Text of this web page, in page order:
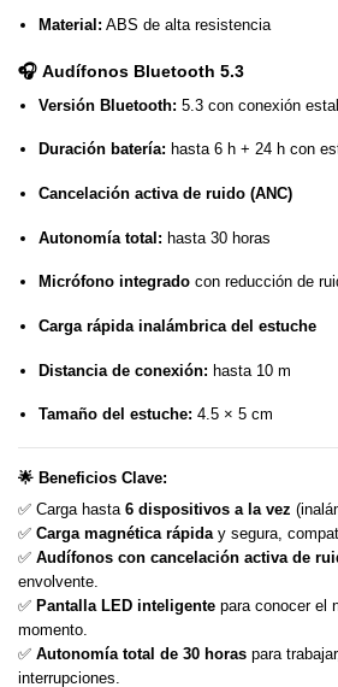
Material: ABS de alta resistencia
🎧 Audífonos Bluetooth 5.3
Versión Bluetooth: 5.3 con conexión
Duración batería: hasta 6 h + 24 h con
Cancelación activa de ruido (ANC)
Autonomía total: hasta 30 horas
Micrófono integradocon reducción de
Carga rápida inalámbrica del estuche
Distancia de conexión: hasta 10 m
Tamaño del estuche: 4.5 × 5 cm
🌟 Beneficios Clave:
✅ Carga hasta 6 dispositivos a la vez
✅ Carga magnética rápiday segura,
✅ Audífonos con cancelación activa de
envolvente.
✅ Pantalla LED inteligente para conocer el
momento.
✅ Autonomía total de 30 horas para
interrupciones.